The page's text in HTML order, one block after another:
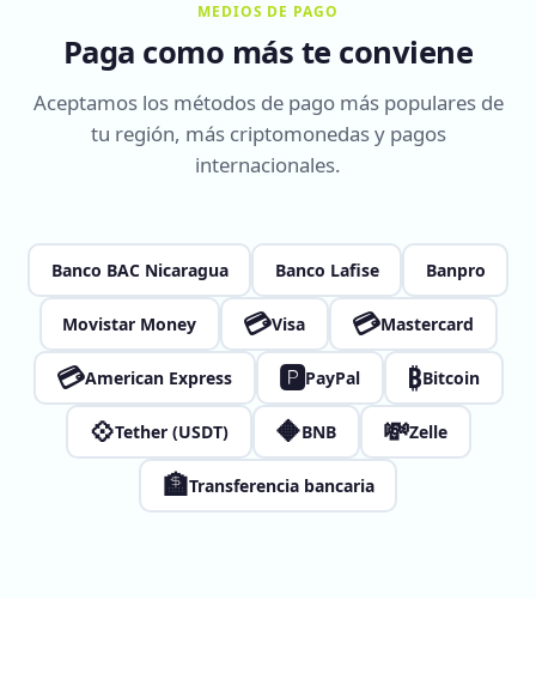
MEDIOS DE PAGO
Paga como más te conviene
Aceptamos los métodos de pago más populares de
tu región, más criptomonedas y pagos
internacionales.
Banco BAC Nicaragua Banco Lafise Banpro
Movistar Money 💳Visa 💳Mastercard
💳American Express 🅿PayPal ₿Bitcoin
💠Tether (USDT) 🔶BNB 💸Zelle
🏦Transferencia bancaria